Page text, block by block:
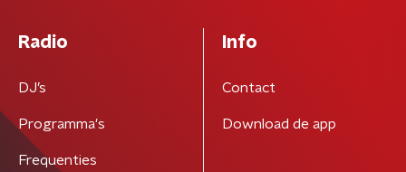
Radio
DJ’s
Programma's
Frequenties
Info
Contact
Download de app